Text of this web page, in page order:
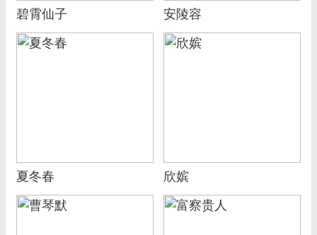
碧霄仙子 安陵容
夏冬春 欣嫔